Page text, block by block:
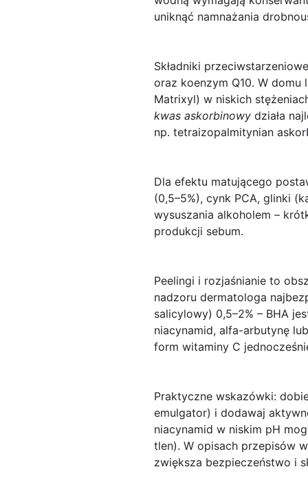
uniknąć namnażania
Składniki przeciwstarzeniowe
oraz koenzym Q10. W
Matrixyl) w niskich
kwas askorbinowy działa
np. tetraizopalmitynian
Dla efektu matującego
(0,5–5%), cynk PCA, glinki
wysuszania alkoholem –
produkcji sebum.
Peelingi i rozjaśnianie to
nadzoru dermatologa
salicylowy) 0,5–2% – BHA
niacynamid, alfa-arbutynę
form witaminy C
Praktyczne wskazówki:
emulgator) i dodawaj
niacynamid w niskim pH
tlen). W opisach przepisów
zwiększa bezpieczeństwo i